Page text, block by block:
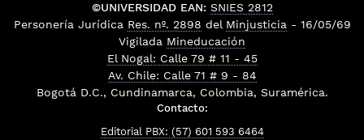
©UNIVERSIDAD EAN: SNIES 2812
Personería Jurídica Res. nº. 2898 del Minjusticia- 16/05/69
Vigilada Mineducación
El Nogal: Calle 79 # 11 - 45
Av. Chile: Calle 71 # 9 - 84
Bogotá D.C., Cundinamarca, Colombia, Suramérica.
Contacto:
Editorial PBX: (57) 601 593 6464